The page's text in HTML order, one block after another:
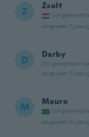
Z Zsolt
Lid
ongeveer 5 jaar
D Darby
Lid geworden
ongeveer 5 jaar
M Mauro
Lid
ongeveer 5 jaar